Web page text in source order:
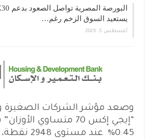
يستعيد السوق الزخم رغم…
أغسطس 5, 2026
وصعد مؤشر الشركات الصغيرة
“إيجي إكس 70 متساوي
0.45% عند